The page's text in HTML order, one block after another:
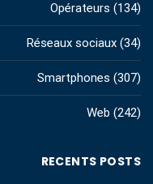
Opérateurs (134)
Réseaux sociaux (34)
Smartphones (307)
Web (242)
RECENTS POSTS